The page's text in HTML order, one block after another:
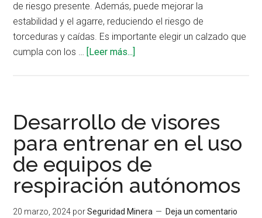
de riesgo presente. Además, puede mejorar la
estabilidad y el agarre, reduciendo el riesgo de
torceduras y caídas. Es importante elegir un calzado que
cumpla con los … [Leer más...]
calzado
según
los
riesgos
laborales
Desarrollo de visores
para entrenar en el uso
de equipos de
respiración autónomos
20 marzo, 2024 porSeguridad Minera Deja un comentario